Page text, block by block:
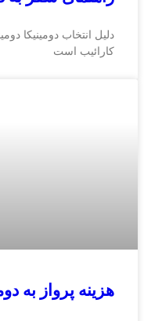
دلیل انتخاب دومینیکا
کارائیب است
هزینه پرواز به